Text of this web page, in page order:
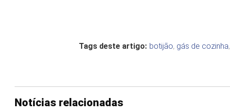
Tags deste artigo: botijão, gás de cozinha,
Notícias relacionadas